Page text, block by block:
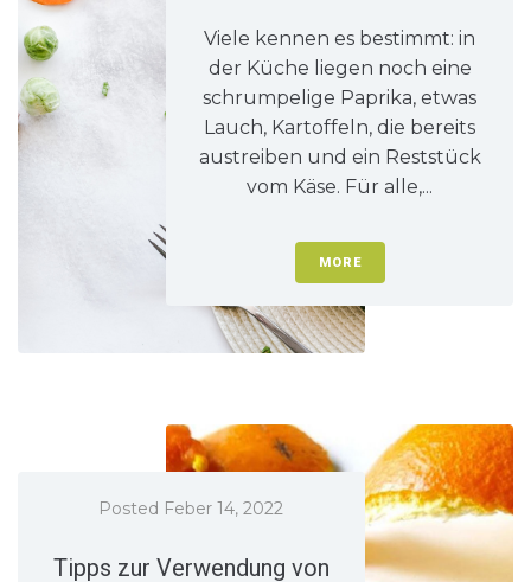
Viele kennen es bestimmt: in
der Küche liegen noch eine
schrumpelige Paprika, etwas
Lauch, Kartoffeln, die bereits
austreiben und ein Reststück
vom Käse. Für alle,...
MORE
Posted Feber 14, 2022
Tipps zur Verwendung von